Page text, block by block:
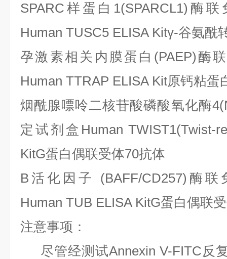
SPARC样蛋白1(SPARCL1)酶
Human TUSC5 ELISA Kitγ-谷氨酰
孕激素相关内膜蛋白 (PAEP)酶
Human TTRAP ELISA Kit原钙粘蛋
烟酰腺嘌呤二核苷酸磷酸氧化酶
定试剂盒Human TWIST1(Twist-
KitG蛋白偶联受体70抗体
B活化因子 (BAFF/CD257)酶
Human TUB ELISA KitG蛋白偶联
注意事项：
尽管经测试Annexin V-FITC反